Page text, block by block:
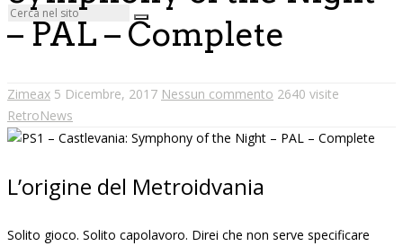
– PAL – Complete
Zimeax 5 Dicembre, 2017 Nessun commento 2640 visite
RetroNews
L’origine del Metroidvania
Solito gioco. Solito capolavoro. Direi che non serve specificare